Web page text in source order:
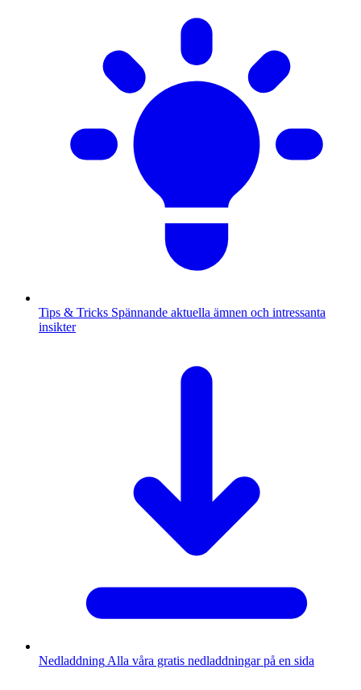
Tips & Tricks Spännande aktuella ämnen och intressanta
insikter
Nedladdning Alla våra gratis nedladdningar på en sida